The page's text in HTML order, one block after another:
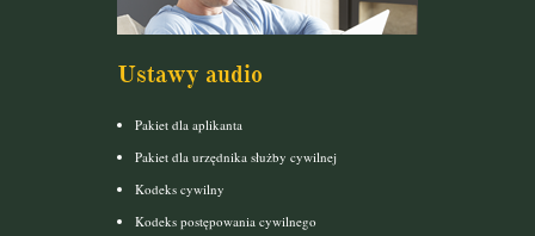
Ustawy audio
Pakiet dla aplikanta
Pakiet dla urzędnika służby cywilnej
Kodeks cywilny
Kodeks postępowania cywilnego